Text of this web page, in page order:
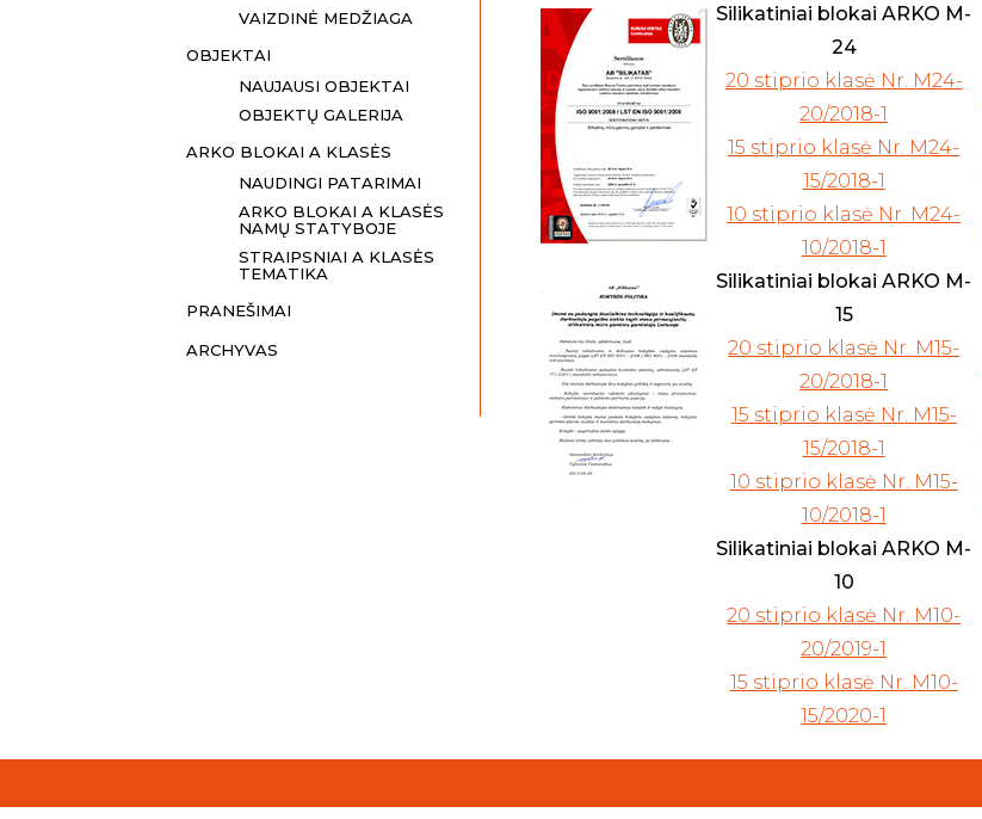
VAIZDINĖ MEDŽIAGA
OBJEKTAI
NAUJAUSI OBJEKTAI
OBJEKTŲ GALERIJA
ARKO BLOKAI A KLASĖS
NAUDINGI PATARIMAI
ARKO BLOKAI A KLASĖS
NAMŲ STATYBOJE
STRAIPSNIAI A KLASĖS
TEMATIKA
PRANEŠIMAI
ARCHYVAS
Silikatiniai blokai ARKO M-
24
20 stiprio klasė Nr. M24-
20/2018-1
15 stiprio klasė Nr. M24-
15/2018-1
10 stiprio klasė Nr. M24-
10/2018-1
Silikatiniai blokai ARKO M-
15
20 stiprio klasė Nr. M15-
20/2018-1
15 stiprio klasė Nr. M15-
15/2018-1
10 stiprio klasė Nr. M15-
10/2018-1
Silikatiniai blokai ARKO M-
10
20 stiprio klasė Nr. M10-
20/2019-1
15 stiprio klasė Nr. M10-
15/2020-1